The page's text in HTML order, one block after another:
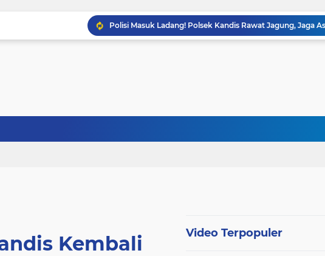
Babinsa Sertu Ridho Utomo Gelar Giat Kampung Pancasila
Kembali
Video Terpopuler